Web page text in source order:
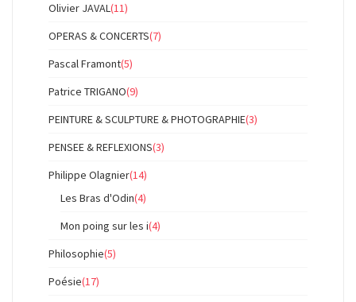
Olivier JAVAL(11)
OPERAS & CONCERTS(7)
Pascal Framont(5)
Patrice TRIGANO(9)
PEINTURE & SCULPTURE & PHOTOGRAPHIE(3)
PENSEE & REFLEXIONS(3)
Philippe Olagnier(14)
Les Bras d'Odin(4)
Mon poing sur les i(4)
Philosophie(5)
Poésie(17)